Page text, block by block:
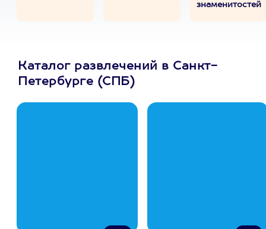
знаменитостей
Каталог развлечений в Санкт-
Петербурге (СПБ)